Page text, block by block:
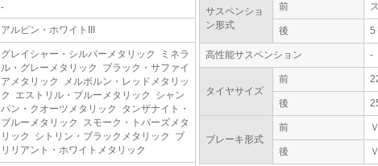
-
アルピン・ホワイトIII
グレイシャー・シルバーメタリック ミネラ
ル・グレーメタリック ブラック・サファイ
アメタリック メルボルン・レッドメタリッ
ク エストリル・ブルーメタリック シャン
パン・クオーツメタリック タンザナイト・
ブルーメタリック スモーク・トパーズメタ
リック シトリン・ブラックメタリック ブ
リリアント・ホワイトメタリック
サスペンショ
ン形式
前
後 5
高性能サスペンション -
タイヤサイズ
前
後
ブレーキ形式
前
後